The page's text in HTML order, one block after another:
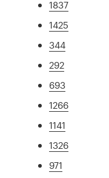
1837
1425
344
292
693
1266
1141
1326
971